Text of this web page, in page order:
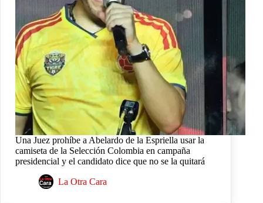
Una Juez prohíbe a Abelardo de la Espriella usar la
camiseta de la Selección Colombia en campaña
presidencial y el candidato dice que no se la quitará
La Otra Cara